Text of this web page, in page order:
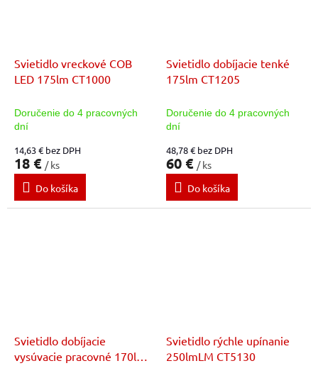
Svietidlo vreckové COB
LED 175lm CT1000
Doručenie do 4 pracovných
dní
14,63 € bez DPH
18 € / ks
Do košíka
Svietidlo dobíjacie tenké
175lm CT1205
Doručenie do 4 pracovných
dní
48,78 € bez DPH
60 € / ks
Do košíka
Svietidlo dobíjacie
vysúvacie pracovné 170lm
Svietidlo rýchle upínanie
250lmLM CT5130